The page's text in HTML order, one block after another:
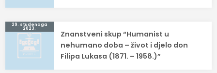
29. studenoga
2023.
Znanstveni skup “Humanist u
nehumano doba – život i djelo don
Filipa Lukasa (1871. – 1958.)”